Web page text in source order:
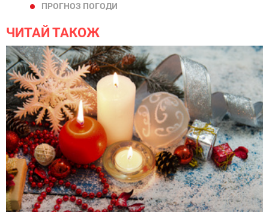
ПРОГНОЗ ПОГОДИ
ЧИТАЙ ТАКОЖ